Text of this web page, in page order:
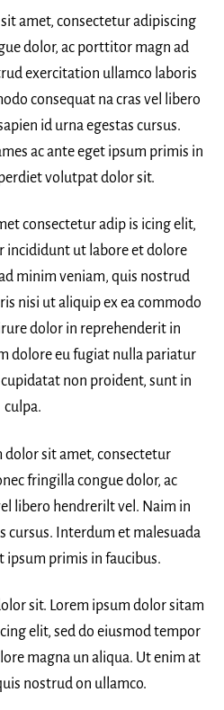
amet, consectetur adipiscing
dolor, ac porttitor magn ad
exercitation ullamco laboris
consequat na cras vel libero
id urna egestas cursus.
ac ante eget ipsum primis in
volutpat dolor sit.
consectetur adip is icing elit,
incididunt ut labore et dolore
minim veniam, quis nostrud
nisi ut aliquip ex ea commodo
dolor in reprehenderit in
dolore eu fugiat nulla pariatur
non proident, sunt in
culpa.
dolor sit amet, consectetur
fringilla congue dolor, ac
libero hendrerilt vel. Naim in
cursus. Interdum et malesuada
ipsum primis in faucibus.
sit. Lorem ipsum dolor sitam
elit, sed do eiusmod tempor
magna un aliqua. Ut enim at
nostrud on ullamco.